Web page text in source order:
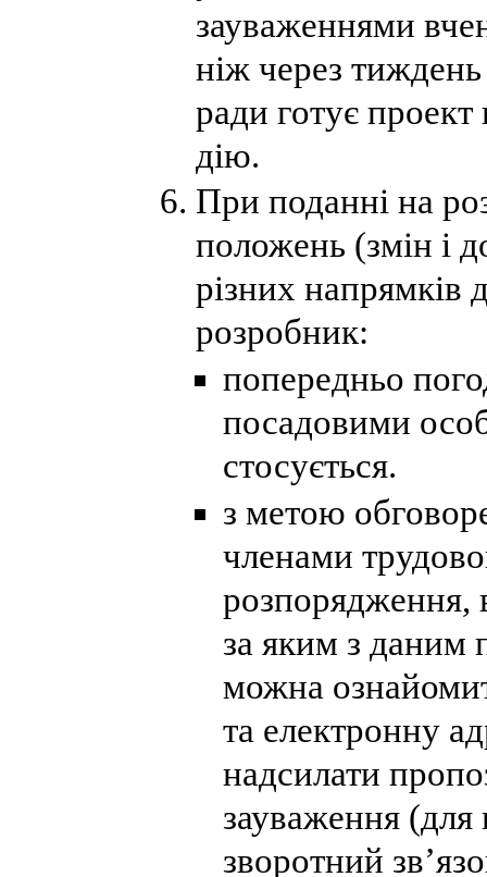
зауваженнями
ніж через тиждень
ради готує проект
дію.
При поданні на
положень (змін і
різних напрямків
розробник:
попередньо
посадовими
стосується.
з метою
членами
розпорядження,
за яким з даним
можна
та електронну
надсилати
зауваження (для
зворотний